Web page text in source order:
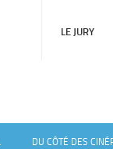
LE JURY
DU CÔTÉ DES